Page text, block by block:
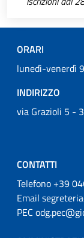
ORARI
lunedì-venerdì
INDIRIZZO
via Grazioli 5 -
CONTATTI
Telefono +39
Email
PEC